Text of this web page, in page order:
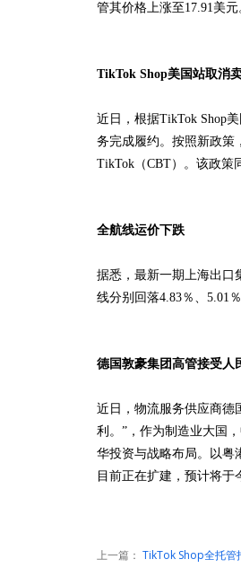
管其价格上涨至17.91美元
TikTok Shop美国站取消
近日，根据TikTok Shop
务完成履约。按照新政策
TikTok（CBT）。该政策
全航线运价下跌
据悉，最新一期上海出口
线分别回落4.83％、5.01
德国敦豪集团高管接受人
近日，物流服务供应商德
利。”，作为制造业大国
华投资与战略布局。以粤
目前正在扩建，预计将
上一篇： TikTok Shop全托管